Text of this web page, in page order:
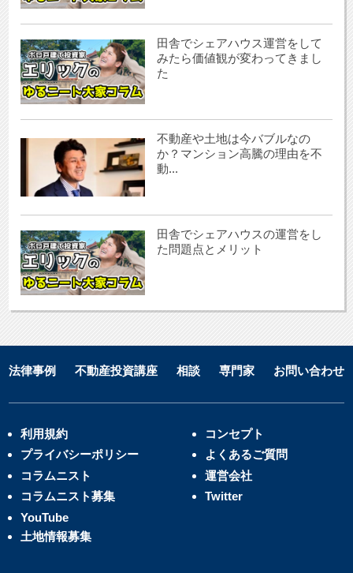
田舎でシェアハウス運営をして
みたら価値観が変わってきまし
た
不動産や土地は今バブルなの
か？マンション高騰の理由を不
動...
田舎でシェアハウスの運営をし
た問題点とメリット
法律事例 不動産投資講座 相談 専門家 お問い合わせ
利用規約
プライバシーポリシー
コンセプト
よくあるご質問
コラムニスト
コラムニスト募集
運営会社
Twitter
YouTube
土地情報募集